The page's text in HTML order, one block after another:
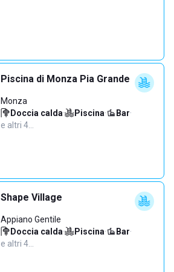
Piscina di Monza Pia Grande
Monza
Doccia calda· Piscina· Bar·
e altri 4…
Shape Village
Appiano Gentile
Doccia calda· Piscina· Bar·
e altri 4…